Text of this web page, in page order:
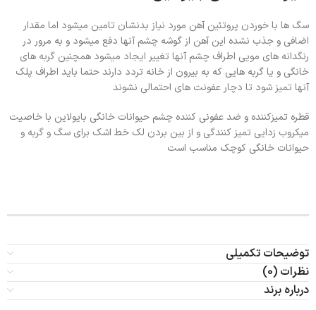
سگ ها با خوردن پروتئین آهن مورد نیاز بدنشان تامین میشود اما مقدار
اضافی و جذب نشده این آهن از گوشه چشم آنها دفع میشود و به مرور در
رنگدانه های مویی اطراف چشم آنها تغییر ایجاد میشود همچنین گربه های
خانگی و یا گربه هایی که به بیرون از خانه تردد دارند حتما باید اطراف پلک
آنها تمیز شود تا دچار عفونت های احتمالی نشوند
قطره تمیزکننده و ضد عفونی کننده چشم حیوانات خانگی بایولاین با خاصیت
میکروب زدایی تمیز کنندگی و از بین بردن لک خط اشک برای سگ و گربه و
حیوانات خانگی کوچک مناسب است
توضیحات تکمیلی
نظرات (0)
درباره برند